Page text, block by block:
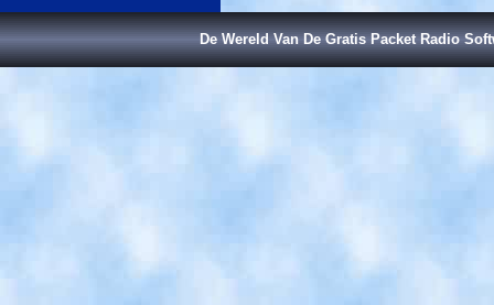
De Wereld Van De Gratis Packet Radio